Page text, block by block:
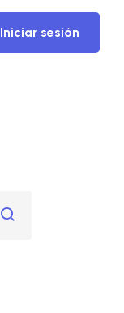
Iniciar sesión